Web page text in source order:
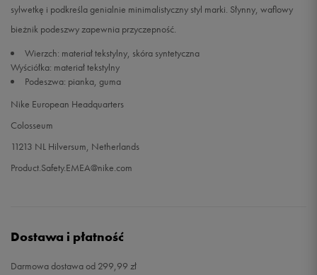
34 21,5 cm
35 22 cm
sylwetkę i podkreśla genialnie minimalistyczny styl marki. Słynny, waflowy
bieżnik podeszwy zapewnia przyczepność.
Wierzch: materiał tekstylny, skóra syntetyczna
Wyściółka: materiał tekstylny
Podeszwa: pianka, guma
Nike European Headquarters
Colosseum
11213 NL Hilversum, Netherlands
Product.Safety.EMEA@nike.com
Dostawa i płatność
Darmowa dostawa od 299,99 zł